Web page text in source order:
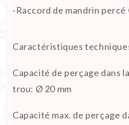
-Raccord de mandrin percé
Caractéristiques
Capacité de perçage dans
trou: Ø 20 mm
Capacité max. de perçage